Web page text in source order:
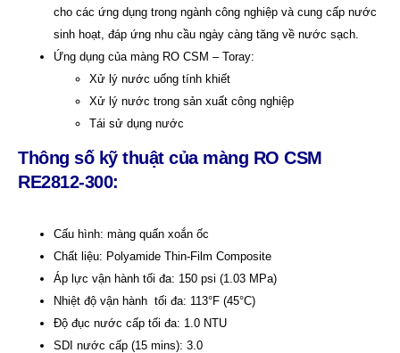
cho các ứng dụng trong ngành công nghiệp và cung cấp nước
sinh hoạt, đáp ứng nhu cầu ngày càng tăng về nước sạch.
Ứng dụng của màng RO CSM – Toray:
Xử lý nước uống tính khiết
Xử lý nước trong sản xuất công nghiệp
Tái sử dụng nước
Thông số kỹ thuật của màng RO CSM
RE2812-300:
Cấu hình: màng quấn xoắn ốc
Chất liệu: Polyamide Thin-Film Composite
Áp lực vận hành tối đa: 150 psi (1.03 MPa)
Nhiệt độ vận hành tối đa: 113°F (45°C)
Độ đục nước cấp tối đa: 1.0 NTU
SDI nước cấp (15 mins): 3.0